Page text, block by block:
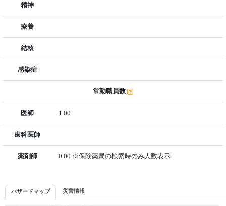
精神
療養
結核
感染症
常勤職員数
医師 1.00
歯科医師
薬剤師 0.00 ※保険薬局の検索時のみ人数表示
ハザードマップ 災害情報